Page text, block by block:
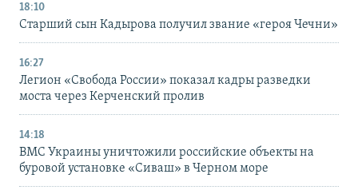
18:10
Старший сын Кадырова получил звание «героя Чечни»
16:27
Легион «Свобода России» показал кадры разведки
моста через Керченский пролив
14:18
ВМС Украины уничтожили российские объекты на
буровой установке «Сиваш» в Черном море